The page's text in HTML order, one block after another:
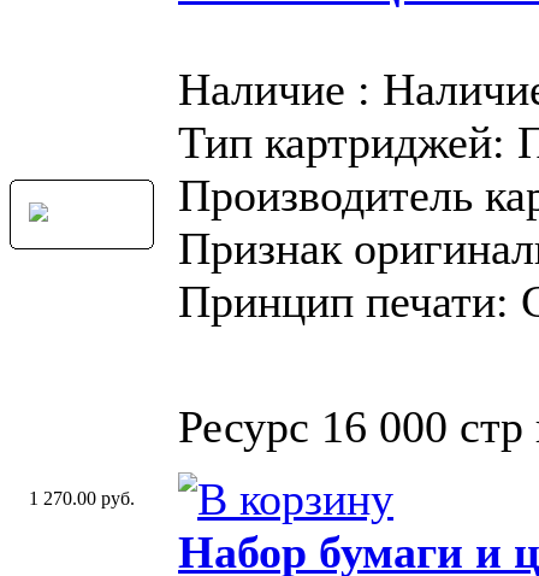
Наличие :
Тип картриджей:
Производитель
Признак
Принцип печати:
Ресурс 16 000
1 270.00 руб.
Набор бумаги и